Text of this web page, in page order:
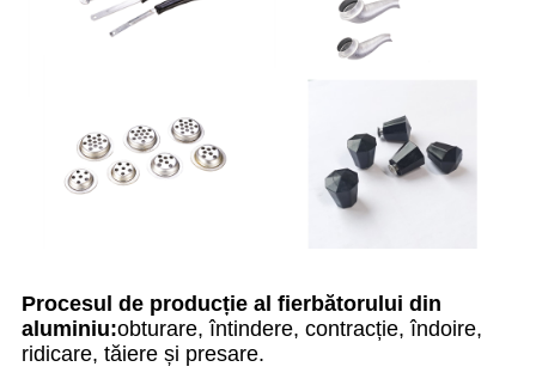
Procesul de producție al fierbătorului din
aluminiu:obturare, întindere, contracție, îndoire,
ridicare, tăiere și presare.